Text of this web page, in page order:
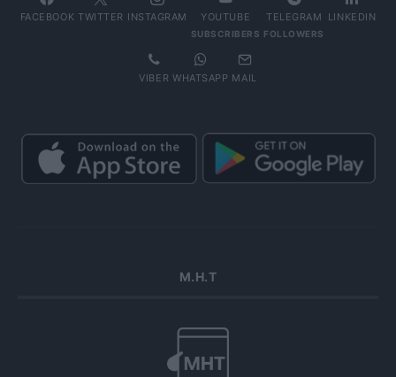
FACEBOOK TWITTER INSTAGRAM YOUTUBE
SUBSCRIBERS
TELEGRAM
FOLLOWERS
LINKEDIN
VIBER WHATSAPP MAIL
Μ.Η.Τ